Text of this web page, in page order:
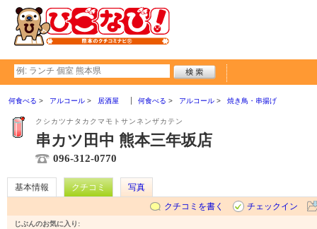
何食べる アルコール 居酒屋 何食べる アルコール 焼き鳥・串揚げ
クシカツナタカクマモトサンネンザカテン
串カツ田中 熊本三年坂店
096-312-0770
基本情報 クチコミ
写真
クチコミを書く
チェックイン
じぶんのお気に入り: